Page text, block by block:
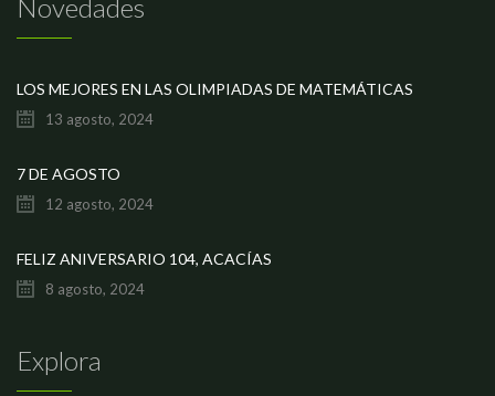
Novedades
LOS MEJORES EN LAS OLIMPIADAS DE MATEMÁTICAS
13 agosto, 2024
7 DE AGOSTO
12 agosto, 2024
FELIZ ANIVERSARIO 104, ACACÍAS
8 agosto, 2024
Explora